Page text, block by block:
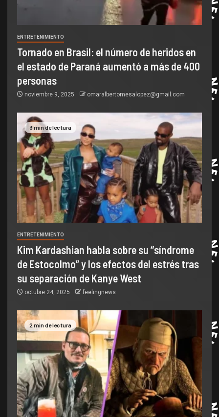
ENTRETENIMIENTO
Tornado en Brasil: el número de heridos en
el estado de Paraná aumentó a más de 400
personas
noviembre 9, 2025 omaralbertomesalopez@gmail.com
3 min de lectura
ENTRETENIMIENTO
Kim Kardashian habla sobre su “síndrome
de Estocolmo” y los efectos del estrés tras
su separación de Kanye West
octubre 24, 2025 feelingnews
2 min de lectura